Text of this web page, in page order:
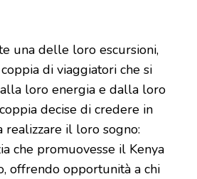
una delle loro escursioni,
di viaggiatori che si
loro energia e dalla loro
decise di credere in
il loro sogno:
che promuovesse il Kenya
offrendo opportunità a chi